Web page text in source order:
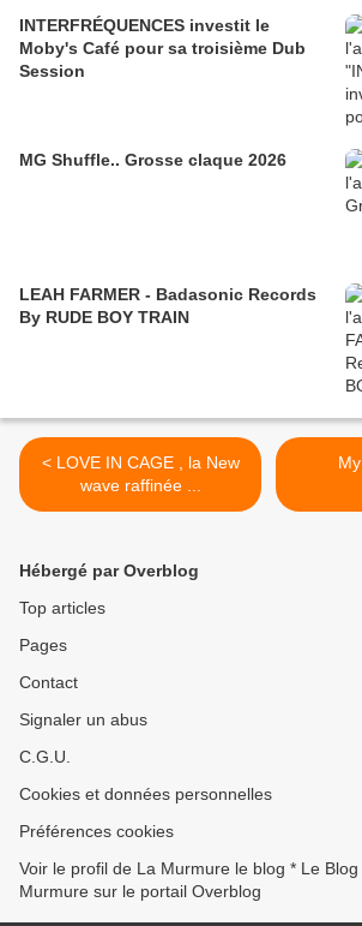
INTERFRÉQUENCES investit le
Moby's Café pour sa troisième Dub
Session
MG Shuffle.. Grosse claque 2026
LEAH FARMER - Badasonic Records
By RUDE BOY TRAIN
< LOVE IN CAGE , la New
wave raffinée ...
Hébergé par Overblog
Top articles
Pages
Contact
Signaler un abus
C.G.U.
Cookies et données personnelles
Préférences cookies
Voir le profil de La Murmure le blog * Le
Murmure sur le portail Overblog